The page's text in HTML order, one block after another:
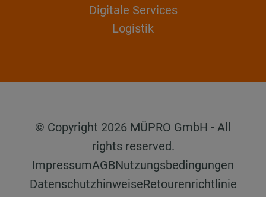
Digitale Services
Logistik
© Copyright 2026 MÜPRO GmbH - All
rights reserved.
ImpressumAGBNutzungsbedingungen
DatenschutzhinweiseRetourenrichtlinie